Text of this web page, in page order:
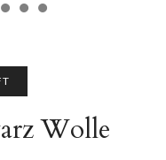
Wolle